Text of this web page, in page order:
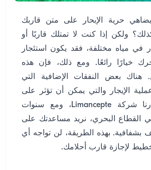
حرية الإبحار على متن قاربك
ولكن إذا كنت لا تمتلك قاربًا أو
في مياه مختلفة، فقد يكون استئجار
خيارًا رائعًا. ومع ذلك، فإن هذه
هناك بعض النفقات الإضافية التي
الإيجار والتي يمكن أن تؤثر على
ميزانيتك. باعتبارنا شركة Limancepte، ومع سنوات
في القطاع البحري، نريد مساعدتك على
بشفافية. بهذه الطريقة، لن تواجه أي
لإجازة قارب أحلامك.